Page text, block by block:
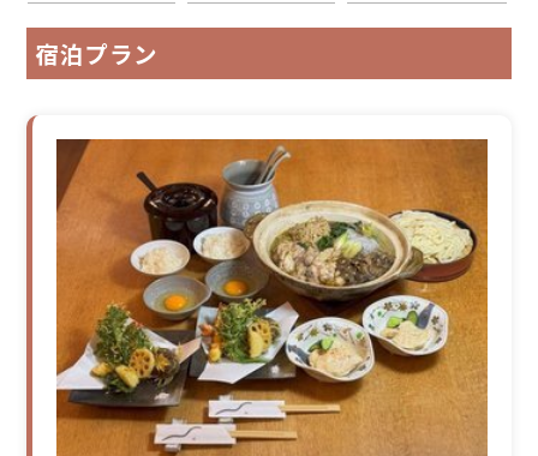
宿泊プラン